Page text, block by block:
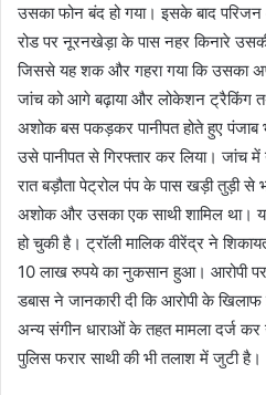
उसका फोन बंद हो गया। इसके बाद
रोड पर नूरनखेड़ा के पास नहर किनारे
जिससे यह शक और गहरा गया कि उसका
जांच को आगे बढ़ाया और लोकेशन ट्रैकिंग
अशोक बस पकड़कर पानीपत होते हुए पंजाब
उसे पानीपत से गिरफ्तार कर लिया। जांच
रात बड़ौता पेट्रोल पंप के पास खड़ी तुड़ी
अशोक और उसका एक साथी शामिल था।
हो चुकी है। ट्रॉली मालिक वीरेंद्र ने
10 लाख रुपये का नुकसान हुआ। आरोपी पर
डबास ने जानकारी दी कि आरोपी के
अन्य संगीन धाराओं के तहत मामला दर्ज कर
पुलिस फरार साथी की भी तलाश में जुटी है।